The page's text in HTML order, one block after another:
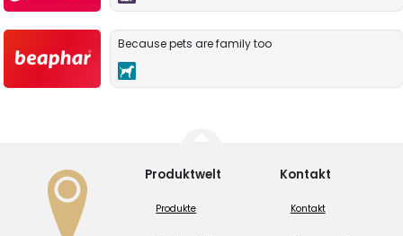
Because pets are family too
Produktwelt
Produkte
Kontakt
Kontakt